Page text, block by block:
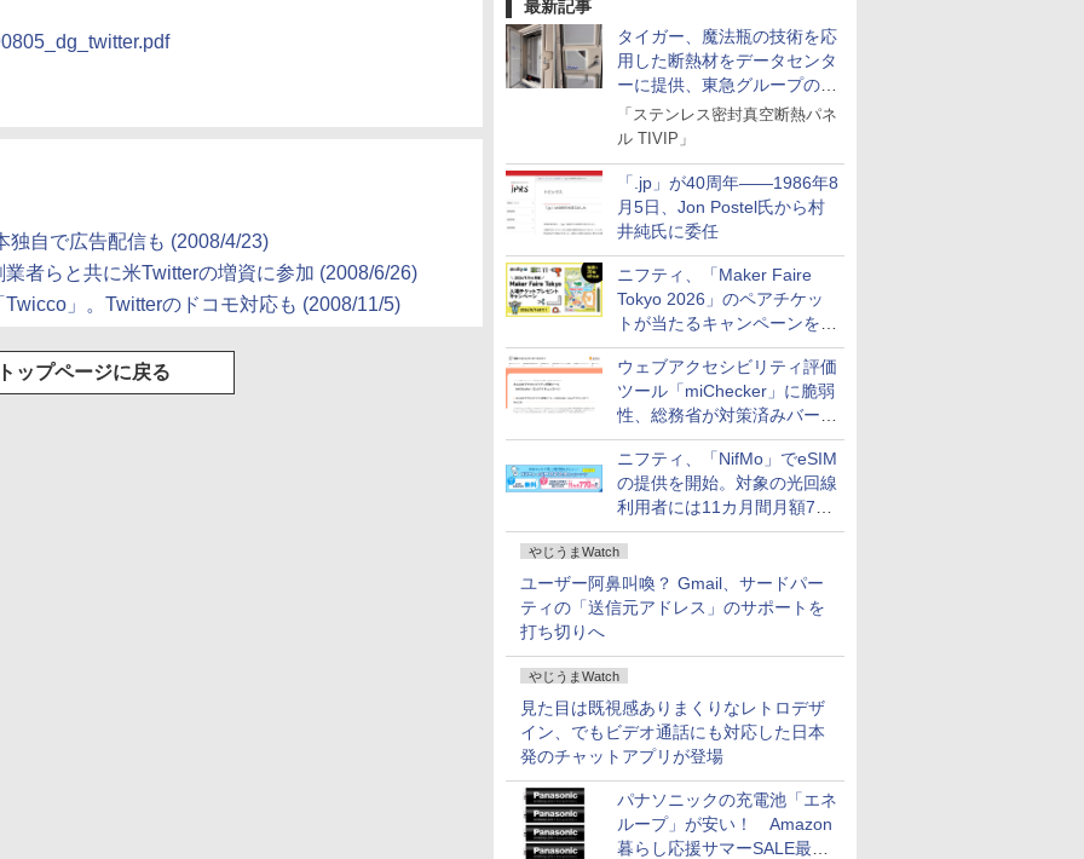
最新記事
タイガー、魔法瓶の技術を応
用した断熱材をデータセンタ
ーに提供、東急グループの実
証実験で
「ステンレス密封真空断熱パネ
ル TIVIP」
「.jp」が40周年――1986年8
月5日、Jon Postel氏から村
井純氏に委任
ニフティ、「Maker Faire
Tokyo 2026」のペアチケッ
トが当たるキャンペーンをX
で実施。8月16日まで
ウェブアクセシビリティ評価
ツール「miChecker」に脆弱
性、総務省が対策済みバージ
ョンへの更新を呼び掛け
ニフティ、「NifMo」でeSIM
の提供を開始。対象の光回線
利用者には11カ月間月額770
円割引のキャンペーン
やじうまWatch
ユーザー阿鼻叫喚？ Gmail、サードパー
ティの「送信元アドレス」のサポートを
打ち切りへ
やじうまWatch
見た目は既視感ありまくりなレトロデザ
イン、でもビデオ通話にも対応した日本
発のチャットアプリが登場
パナソニックの充電池「エネ
ループ」が安い！ Amazon
暮らし応援サマーSALE最終
独自で広告配信も (2008/4/23)
者らと共に米Twitterの増資に参加 (2008/6/26)
」。Twitterのドコモ対応も (2008/11/5)
トップページに戻る